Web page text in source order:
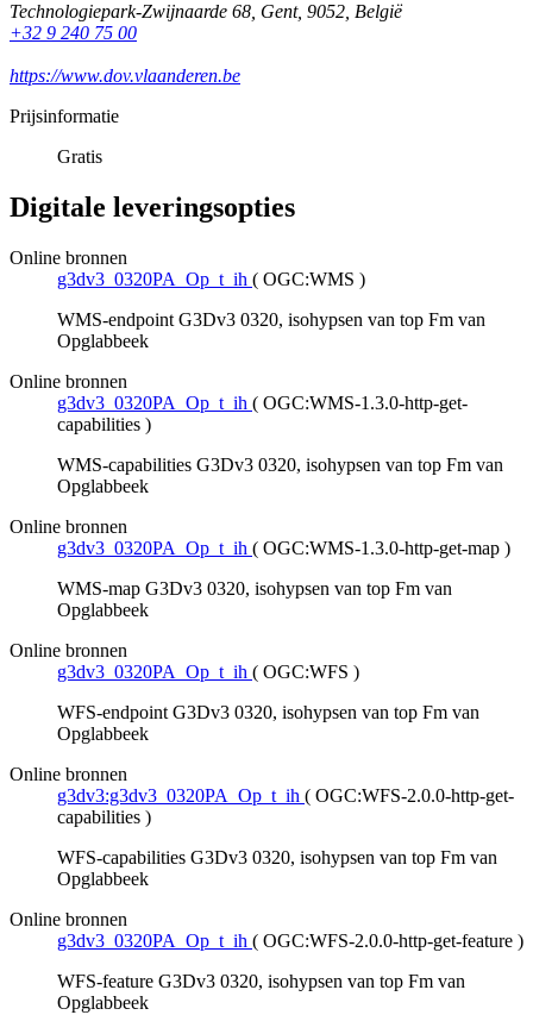
Technologiepark-Zwijnaarde 68, Gent, 9052, België
+32 9 240 75 00
https://www.dov.vlaanderen.be
Prijsinformatie
Gratis
Digitale leveringsopties
Online bronnen
g3dv3_0320PA_Op_t_ih ( OGC:WMS )
WMS-endpoint G3Dv3 0320, isohypsen van top Fm van
Opglabbeek
Online bronnen
g3dv3_0320PA_Op_t_ih ( OGC:WMS-1.3.0-http-get-
capabilities )
WMS-capabilities G3Dv3 0320, isohypsen van top Fm van
Opglabbeek
Online bronnen
g3dv3_0320PA_Op_t_ih ( OGC:WMS-1.3.0-http-get-map )
WMS-map G3Dv3 0320, isohypsen van top Fm van
Opglabbeek
Online bronnen
g3dv3_0320PA_Op_t_ih ( OGC:WFS )
WFS-endpoint G3Dv3 0320, isohypsen van top Fm van
Opglabbeek
Online bronnen
g3dv3:g3dv3_0320PA_Op_t_ih ( OGC:WFS-2.0.0-http-get-
capabilities )
WFS-capabilities G3Dv3 0320, isohypsen van top Fm van
Opglabbeek
Online bronnen
g3dv3_0320PA_Op_t_ih ( OGC:WFS-2.0.0-http-get-feature )
WFS-feature G3Dv3 0320, isohypsen van top Fm van
Opglabbeek